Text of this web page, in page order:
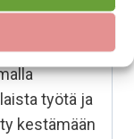
säiden
työtä ja
kestämään